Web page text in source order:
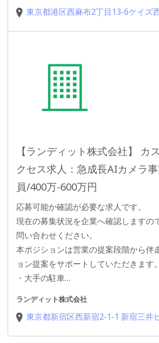
東京都港区西麻布2丁目13-6ケイズ
【ランディット株式会社】 カ
クセス求人：急成長AIカメラ
員/400万-600万円
応募可能か確認が必要な求人です。
現在の募集状況を企業へ確認しますの
問い合わせください。
本ポジションは営業の提案段階から伴
ョン提案をサポートしていただきます。
・大手の駐車…
ランディット株式会社
東京都新宿区西新宿2-1-1 新宿三井